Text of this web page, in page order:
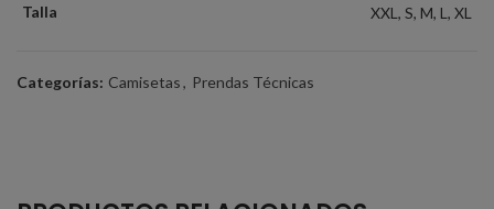
Talla
XXL, S, M, L, XL
Categorías: Camisetas, Prendas Técnicas